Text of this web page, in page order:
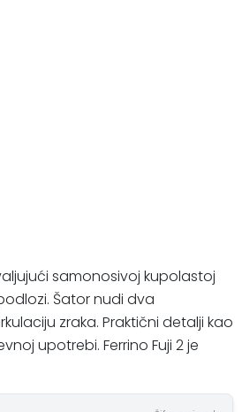
samonosivoj kupolastoj
Šator nudi dva
zraka. Praktični detalji kao
upotrebi. Ferrino Fuji 2 je